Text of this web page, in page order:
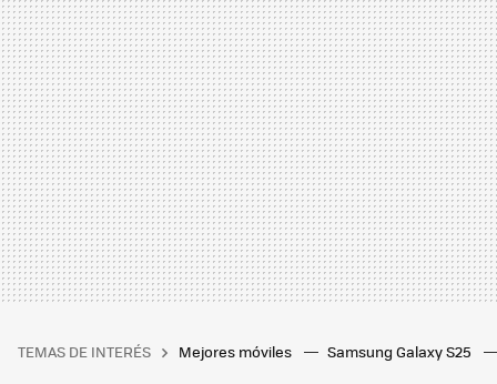
TEMAS DE INTERÉS Mejores móviles Samsung Galaxy S25